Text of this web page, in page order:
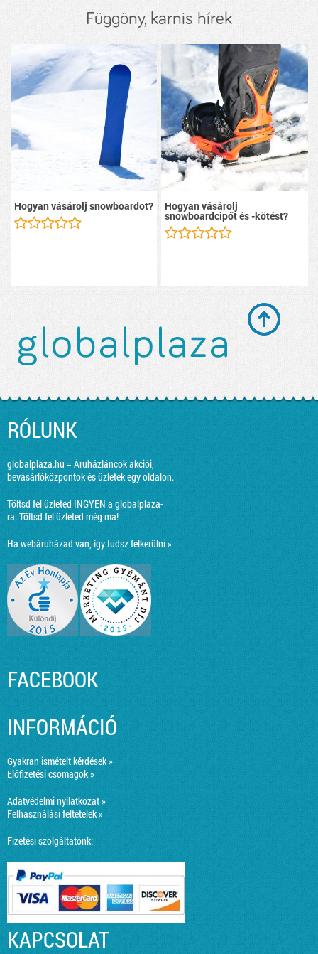
Függöny, karnis hírek
Hogyan vásárolj snowboardot? Hogyan vásárolj
snowboardcipőt és -kötést?
RÓLUNK
globalplaza.hu = Áruházláncok akciói,
bevásárlóközpontok és üzletek egy oldalon.
Töltsd fel üzleted INGYEN a globalplaza-
ra:Töltsd fel üzleted még ma!
Ha webáruházad van, így tudsz felkerülni »
FACEBOOK
INFORMÁCIÓ
Gyakran ismételt kérdések »
Előfizetési csomagok »
Adatvédelmi nyilatkozat »
Felhasználási feltételek »
Fizetési szolgáltatónk:
KAPCSOLAT